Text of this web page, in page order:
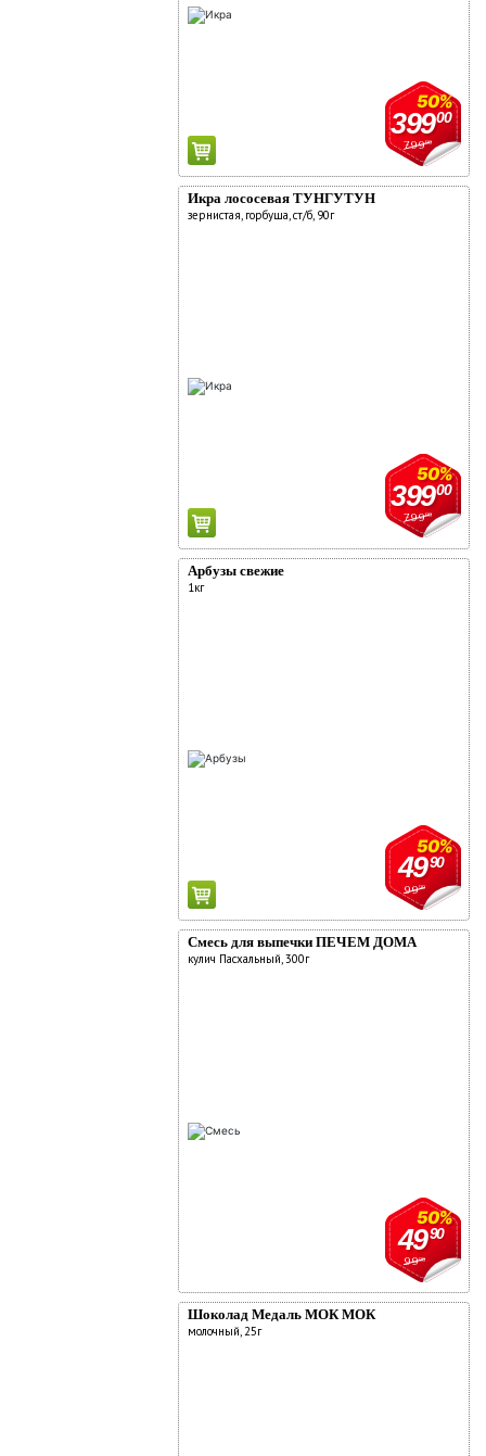
79900
50%
39900
Икра лососевая ТУНГУТУН
зернистая, горбуша, ст/б, 90г
79900
50%
39900
Арбузы свежие
1кг
9990
50%
4990
Смесь для выпечки ПЕЧЕМ ДОМА
кулич Пасхальный, 300г
9990
50%
4990
Шоколад Медаль МОК МОК
молочный, 25г